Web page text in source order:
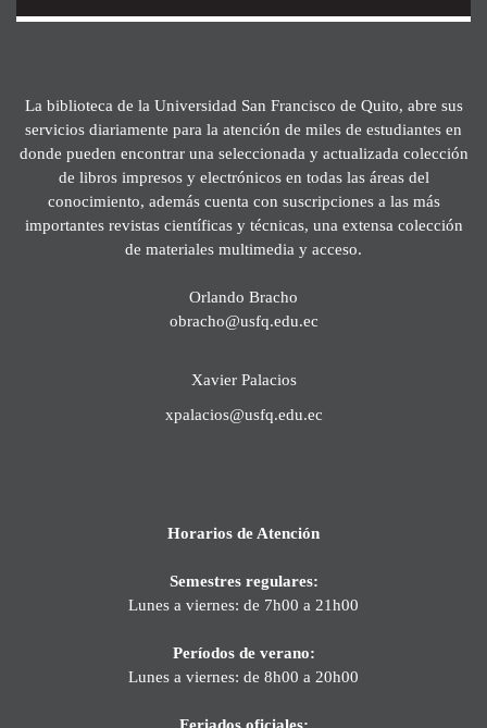
La biblioteca de la Universidad San Francisco de Quito, abre sus
servicios diariamente para la atención de miles de estudiantes en
donde pueden encontrar una seleccionada y actualizada colección
de libros impresos y electrónicos en todas las áreas del
conocimiento, además cuenta con suscripciones a las más
importantes revistas científicas y técnicas, una extensa colección
de materiales multimedia y acceso.
Orlando Bracho
obracho@usfq.edu.ec
Xavier Palacios
xpalacios@usfq.edu.ec
Horarios de Atención
Semestres regulares:
Lunes a viernes: de 7h00 a 21h00
Períodos de verano:
Lunes a viernes: de 8h00 a 20h00
Feriados oficiales: